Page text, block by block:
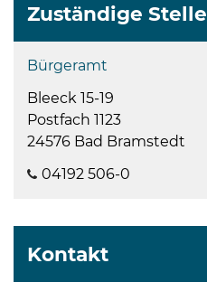
Zuständige Stelle
Bürgeramt
Bleeck 15-19
Postfach 1123
24576 Bad Bramstedt
04192 506-0
Kontakt